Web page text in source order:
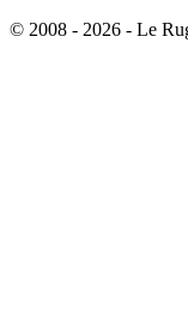
© 2008 - 2026 - Le